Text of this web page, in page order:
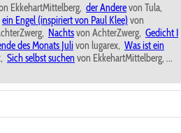
EkkehartMittelberg, der Anderevon Tula,
ein Engel (inspiriert von Paul Klee) von
Nachtsvon AchterZwerg, Gedicht I
des Monats Juli von lugarex, Was ist ein
Sich selbst suchen von EkkehartMittelberg, ...